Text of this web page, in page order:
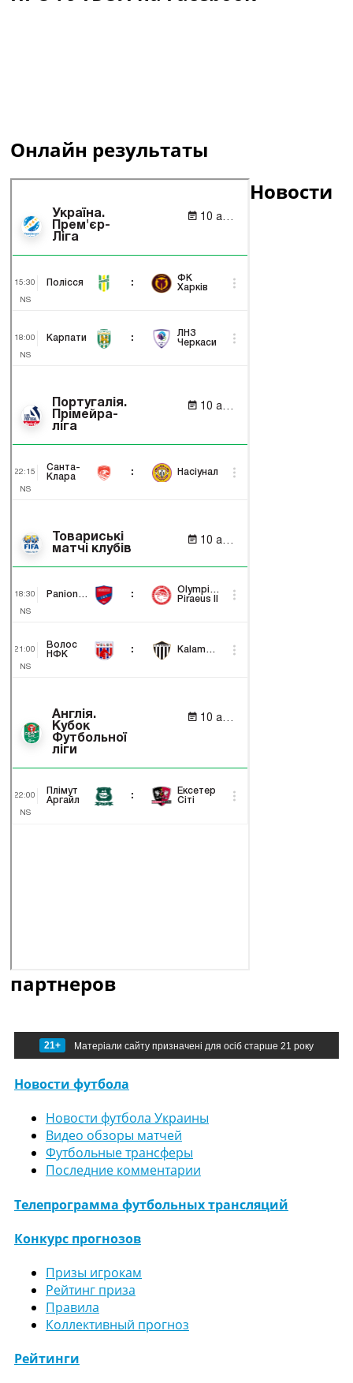
Онлайн результаты
Новости
партнеров
21+ Матеріали сайту призначені для осіб старше 21 року
Новости футбола
Новости футбола Украины
Видео обзоры матчей
Футбольные трансферы
Последние комментарии
Телепрограмма футбольных трансляций
Конкурс прогнозов
Призы игрокам
Рейтинг приза
Правила
Коллективный прогноз
Рейтинги